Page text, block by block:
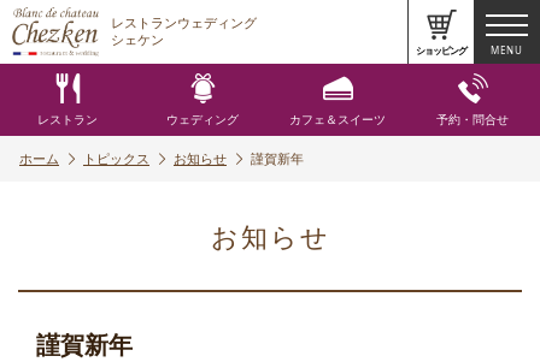
レストランウェディング
シェケン
レストラン ウェディング カフェ＆スイーツ 予約・問合せ
ショッピング MENU
ホーム トピックス お知らせ 謹賀新年
お知らせ
謹賀新年